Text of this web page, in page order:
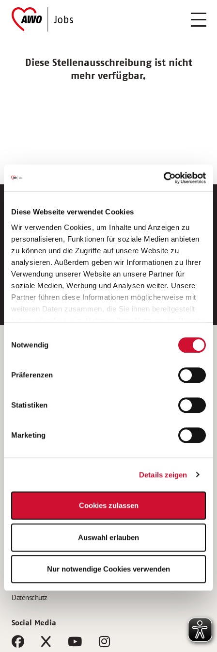
Diese Webseite verwendet Cookies
Wir verwenden Cookies, um Inhalte und Anzeigen zu
personalisieren, Funktionen für soziale Medien anbieten
zu können und die Zugriffe auf unsere Website zu
analysieren. Außerdem geben wir Informationen zu Ihrer
Verwendung unserer Website an unsere Partner für
soziale Medien, Werbung und Analysen weiter. Unsere
Partner führen diese Informationen möglicherweise mit
weiteren Daten zusammen, die Sie ihnen bereitgestellt
Wenn Sie auf „Cookies zulassen“ klicken, so stimmen
Sie der Speicherung sämtlicher Cookies zu. Sie können
Ihre Einwilligung selbstverständlich jederzeit widerrufen,
indem Sie die Cookie-Einstellungen aufrufen und diese
unsererDatenschutzerklärung
Notwendig
Präferenzen
Statistiken
Marketing
Details zeigen
Cookies zulassen
Auswahl erlauben
Nur notwendige Cookies verwenden
Diese Stellenausschreibung ist nicht
mehr verfügbar.
Neue Stellen per E-Mail.
Ein kostenloser Service von AWO
Jobs.
E-Mail-Adresse eintragen
Betreiber der Webseite
Kantstraße 45a
(Ein Tochterunternehmen des AWO Bezirksverbandes Unterfranken
e.V.)
Bewerbung als Altenpflegehelfer*in
Bewerbung als Erzieher*in
AWO Gliederungen nach Bundesland
Impressum
Datenschutz
Social Media